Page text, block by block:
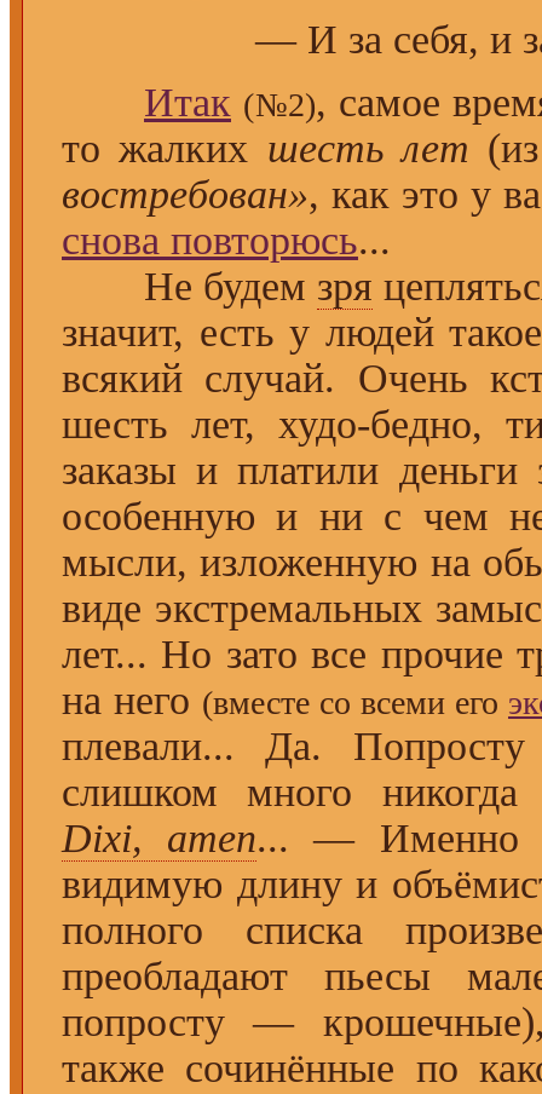
— И за себя, и
Итак (№2), самое
то жалких шесть лет
востребован», как это у
снова повторюсь...
Не будем зря
значит, есть у людей
всякий случай. Очень
шесть лет, худо-бедно,
заказы и платили
особенную и ни с чем
мысли, изложенную на
виде экстремальных
лет... Но зато все прочие
на него (вместе со всеми его
плевали... Да.
слишком много
Dixi, amen... — Именно
видимую длину и
полного списка
преобладают пьесы
попросту —
также сочинённые по